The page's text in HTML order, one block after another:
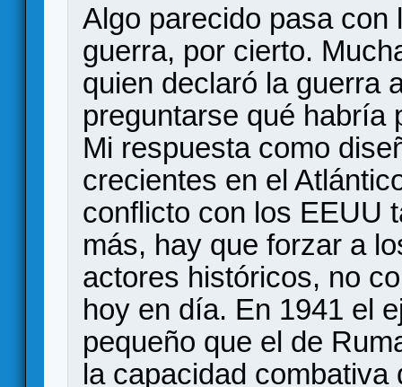
Algo parecido pasa con
guerra, por cierto.
quien declaró la guerra
preguntarse qué habría
Mi respuesta como
crecientes en el
conflicto con los EEUU
más, hay que forzar a
actores históricos, no
hoy en día. En 1941 el
pequeño que el de
la capacidad